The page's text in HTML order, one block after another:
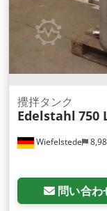
Wiefelstede
攪拌タンク
Edelstahl 750
問い合わ